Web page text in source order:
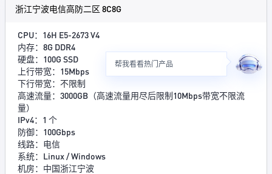
浙江宁波电信高防二区 8C8G
CPU：16H E5-2673 V4
内存：8G DDR4
硬盘：100G SSD
上行带宽：15Mbps
下行带宽：不限制
高速流量：3000GB（高速流量用尽后限制10Mbps带宽不限流
量）
IPv4：1 个
防御：100Gbps
线路：电信
系统：Linux / Windows
机房：中国浙江宁波
帮我看看热门产品